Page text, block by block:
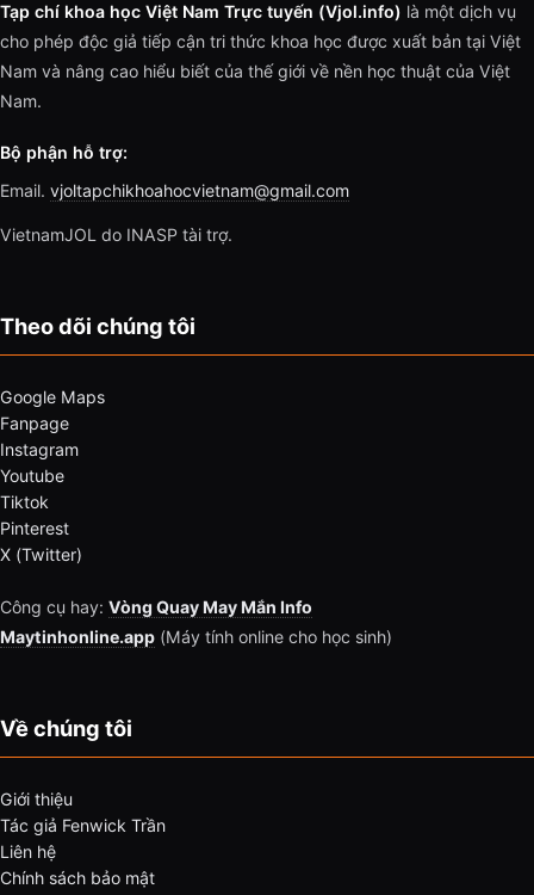
Tạp chí khoa học Việt Nam Trực tuyến (Vjol.info) là một dịch vụ
cho phép độc giả tiếp cận tri thức khoa học được xuất bản tại Việt
Nam và nâng cao hiểu biết của thế giới về nền học thuật của Việt
Nam.
Bộ phận hỗ trợ:
Email. vjoltapchikhoahocvietnam@gmail.com
VietnamJOL do INASP tài trợ.
Theo dõi chúng tôi
Google Maps
Fanpage
Instagram
Youtube
Tiktok
Pinterest
X (Twitter)
Công cụ hay: Vòng Quay May Mắn Info
Maytinhonline.app (Máy tính online cho học sinh)
Về chúng tôi
Giới thiệu
Tác giả Fenwick Trần
Liên hệ
Chính sách bảo mật